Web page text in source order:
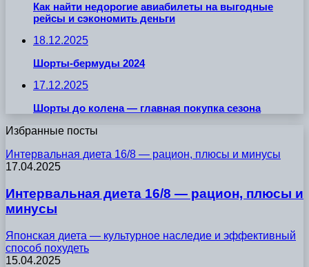
Как найти недорогие авиабилеты на выгодные
рейсы и сэкономить деньги
18.12.2025
Шорты-бермуды 2024
17.12.2025
Шорты до колена — главная покупка сезона
Избранные посты
Интервальная диета 16/8 — рацион, плюсы и минусы
17.04.2025
Интервальная диета 16/8 — рацион, плюсы и
минусы
Японская диета — культурное наследие и эффективный
способ похудеть
15.04.2025